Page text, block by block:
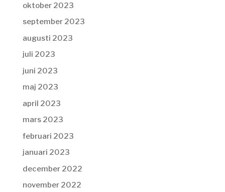
oktober 2023
september 2023
augusti 2023
juli 2023
juni 2023
maj 2023
april 2023
mars 2023
februari 2023
januari 2023
december 2022
november 2022